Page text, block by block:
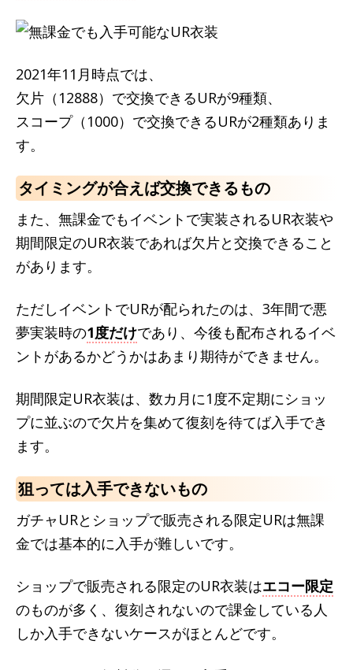
2021年11月時点では、
欠片（12888）で交換できるURが9種類、
スコープ（1000）で交換できるURが2種類ありま
す。
タイミングが合えば交換できるもの
また、無課金でもイベントで実装されるUR衣装や
期間限定のUR衣装であれば欠片と交換できること
があります。
ただしイベントでURが配られたのは、3年間で悪
夢実装時の1度だけであり、今後も配布されるイベ
ントがあるかどうかはあまり期待ができません。
期間限定UR衣装は、数カ月に1度不定期にショッ
プに並ぶので欠片を集めて復刻を待てば入手でき
ます。
狙っては入手できないもの
ガチャURとショップで販売される限定URは無課
金では基本的に入手が難しいです。
ショップで販売される限定のUR衣装はエコー限定
のものが多く、復刻されないので課金している人
しか入手できないケースがほとんどです。